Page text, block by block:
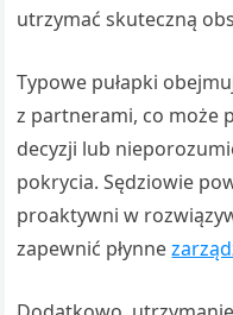
utrzymać skuteczną
Typowe pułapki
z partnerami, co może
decyzji lub
pokrycia. Sędziowie
proaktywni w
zapewnić płynne